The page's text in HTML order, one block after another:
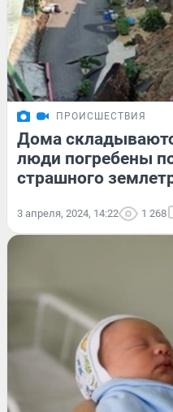
ПРОИСШЕСТВИЯ
Дома
люди погребены
страшного
3 апреля, 2024, 14:22 1 268